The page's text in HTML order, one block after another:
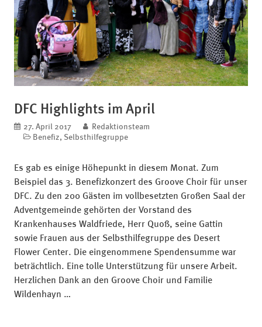
DFC Highlights im April
veröffentlicht am
27. April 2017 blog.author
Redaktionsteam
Kategorien
Benefiz, Selbsthilfegruppe
Es gab es einige Höhepunkt in diesem Monat. Zum
Beispiel das 3. Benefizkonzert des Groove Choir für unser
DFC. Zu den 200 Gästen im vollbesetzten Großen Saal der
Adventgemeinde gehörten der Vorstand des
Krankenhauses Waldfriede, Herr Quoß, seine Gattin
sowie Frauen aus der Selbsthilfegruppe des Desert
Flower Center. Die eingenommene Spendensumme war
beträchtlich. Eine tolle Unterstützung für unsere Arbeit.
Herzlichen Dank an den Groove Choir und Familie
Wildenhayn …